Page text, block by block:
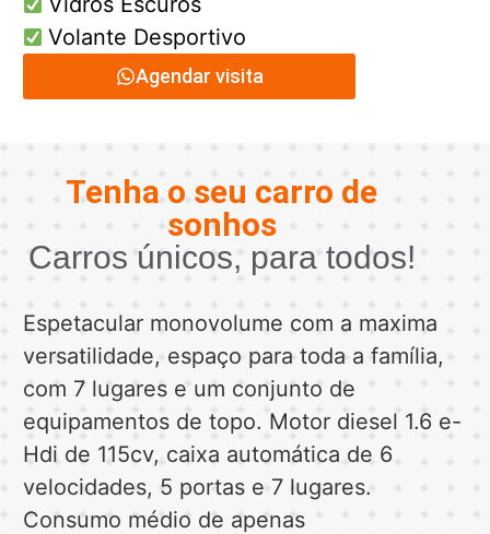
Volante Desportivo
Agendar visita
Tenha o seu carro de
sonhos
Carros únicos, para todos!
Espetacular monovolume com a maxima
versatilidade, espaço para toda a família,
com 7 lugares e um conjunto de
equipamentos de topo. Motor diesel 1.6 e-
Hdi de 115cv, caixa automática de 6
velocidades, 5 portas e 7 lugares.
Consumo médio de apenas